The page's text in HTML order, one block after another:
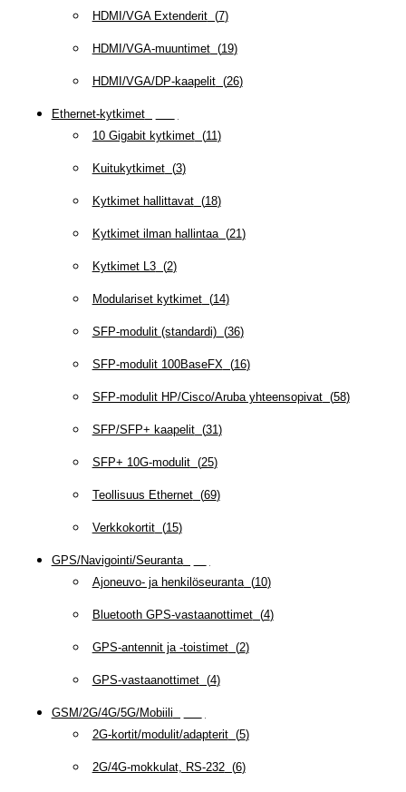
HDMI/VGA Extenderit(7)
HDMI/VGA-muuntimet(19)
HDMI/VGA/DP-kaapelit(26)
Ethernet-kytkimet(
10 Gigabit kytkimet(11)
Kuitukytkimet(3)
Kytkimet hallittavat(18)
Kytkimet ilman hallintaa(21)
Kytkimet L3(2)
Modulariset kytkimet(14)
SFP-modulit (standardi)(36)
SFP-modulit 100BaseFX(16)
SFP-modulit HP/Cisco/Aruba yhteensopivat(58)
SFP/SFP+ kaapelit(31)
SFP+ 10G-modulit(25)
Teollisuus Ethernet(69)
Verkkokortit(15)
GPS/Navigointi/Seuranta(
Ajoneuvo- ja henkilöseuranta(10)
Bluetooth GPS-vastaanottimet(4)
GPS-antennit ja -toistimet(2)
GPS-vastaanottimet(4)
GSM/2G/4G/5G/Mobiili
2G-kortit/modulit/adapterit(5)
2G/4G-mokkulat, RS-232(6)